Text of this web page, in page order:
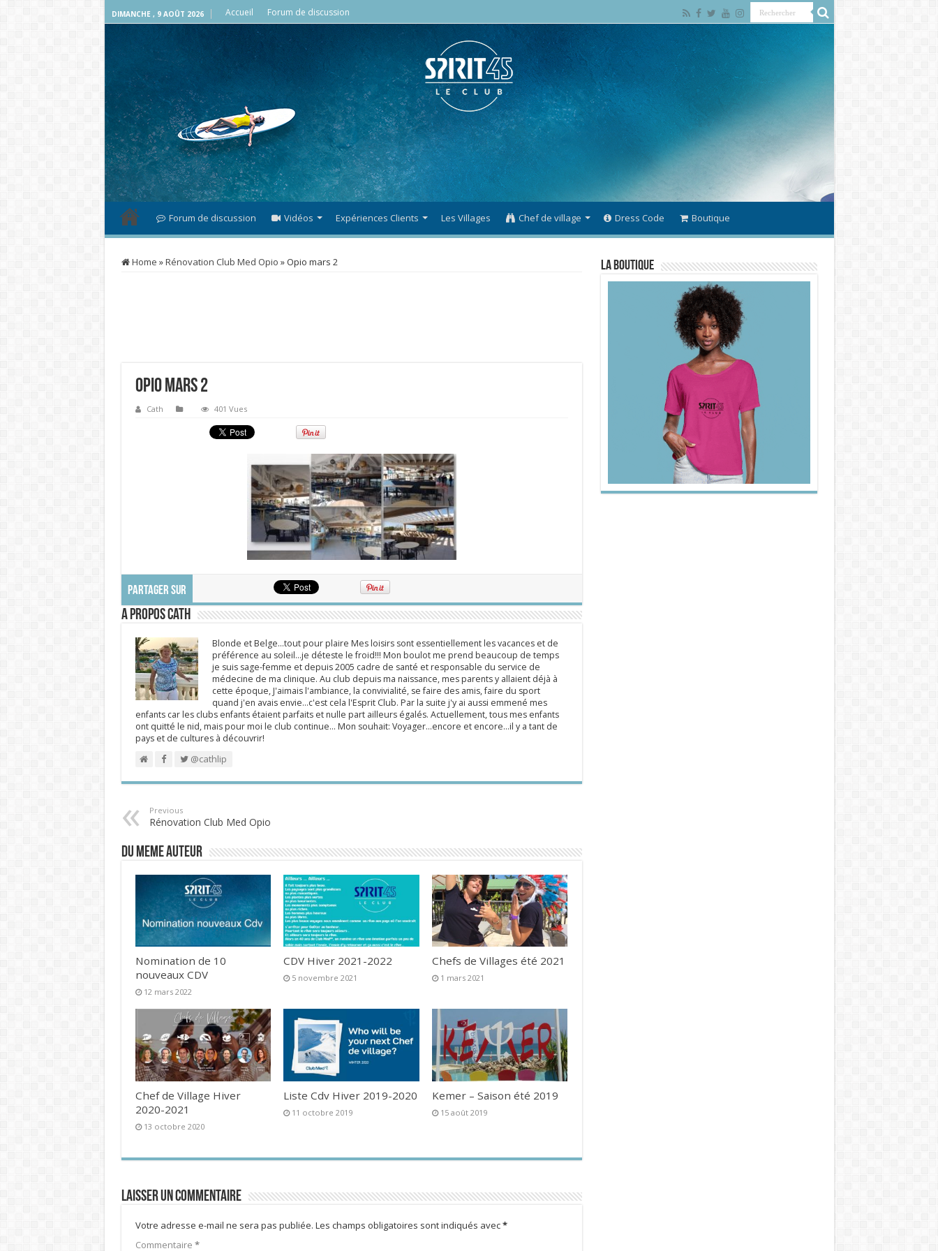
DIMANCHE , 9 AOÛT 2026 Accueil Forum de discussion
Forum de discussion Vidéos Expériences Clients Les Villages Chef de village Dress Code Boutique
Home »Rénovation Club Med Opio »Opio mars 2
Opio mars 2
Cath 401 Vues
PARTAGER SUR
A propos Cath
Blonde et Belge...tout pour plaire Mes loisirs sont essentiellement les vacances et de
préférence au soleil...je déteste le froid!!! Mon boulot me prend beaucoup de temps
je suis sage-femme et depuis 2005 cadre de santé et responsable du service de
médecine de ma clinique. Au club depuis ma naissance, mes parents y allaient déjà à
cette époque, J'aimais l'ambiance, la convivialité, se faire des amis, faire du sport
quand j'en avais envie...c'est cela l'Esprit Club. Par la suite j'y ai aussi emmené mes
enfants car les clubs enfants étaient parfaits et nulle part ailleurs égalés. Actuellement, tous mes enfants
ont quitté le nid, mais pour moi le club continue... Mon souhait: Voyager...encore et encore...il y a tant de
pays et de cultures à découvrir!
@cathlip
Previous
Rénovation Club Med Opio
DU MEME AUTEUR
Nomination de 10
nouveaux CDV
12 mars 2022
CDV Hiver 2021-2022
5 novembre 2021
Chefs de Villages été 2021
1 mars 2021
Chef de Village Hiver
2020-2021
13 octobre 2020
Liste Cdv Hiver 2019-2020
11 octobre 2019
Kemer – Saison été 2019
15 août 2019
Laisser un commentaire
Votre adresse e-mail ne sera pas publiée. Les champs obligatoires sont indiqués avec*
Commentaire *
La Boutique